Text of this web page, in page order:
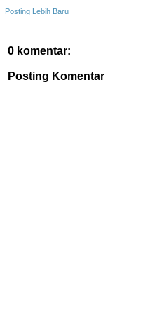
Posting Lebih Baru
0 komentar:
Posting Komentar